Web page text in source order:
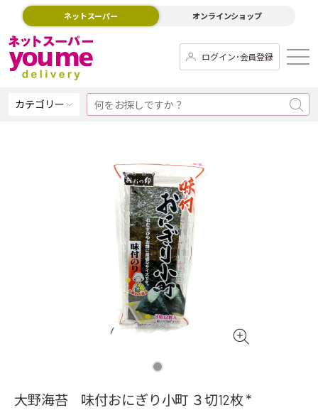
ネットスーパー オンラインショップ
ログイン･会員登録
カテゴリー
大野海苔 味付おにぎり小町 ３切12枚 *